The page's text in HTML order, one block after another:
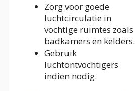
Zorg voor goede
luchtcirculatie in
vochtige ruimtes zoals
badkamers en kelders.
Gebruik
luchtontvochtigers
indien nodig.